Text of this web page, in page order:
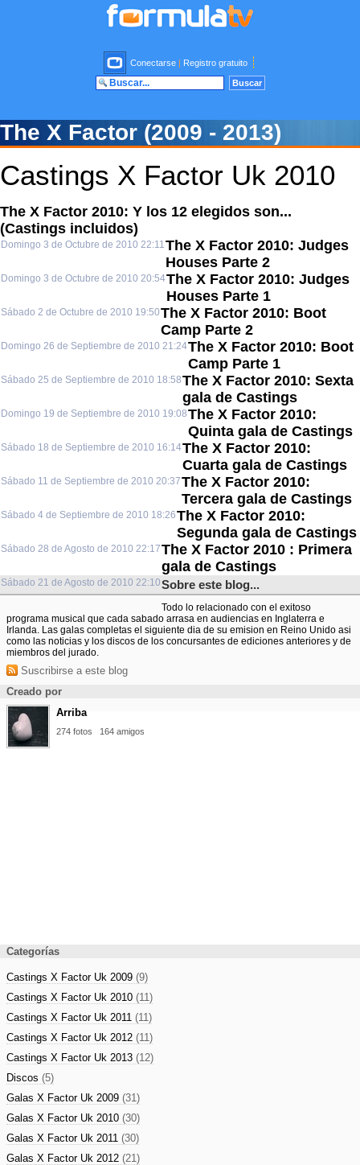
Conectarse | Registro gratuito
The X Factor (2009 - 2013)
Castings X Factor Uk 2010
The X Factor 2010: Y los 12 elegidos son...
(Castings incluidos)
Domingo 3 de Octubre de 2010 22:11The X Factor 2010: Judges
Houses Parte 2
Domingo 3 de Octubre de 2010 20:54The X Factor 2010: Judges
Houses Parte 1
Sábado 2 de Octubre de 2010 19:50The X Factor 2010: Boot
Camp Parte 2
Domingo 26 de Septiembre de 2010 21:24The X Factor 2010: Boot
Camp Parte 1
Sábado 25 de Septiembre de 2010 18:58The X Factor 2010: Sexta
gala de Castings
Domingo 19 de Septiembre de 2010 19:08The X Factor 2010:
Quinta gala de Castings
Sábado 18 de Septiembre de 2010 16:14The X Factor 2010:
Cuarta gala de Castings
Sábado 11 de Septiembre de 2010 20:37The X Factor 2010:
Tercera gala de Castings
Sábado 4 de Septiembre de 2010 18:26The X Factor 2010:
Segunda gala de Castings
Sábado 28 de Agosto de 2010 22:17The X Factor 2010 : Primera
gala de Castings
Sábado 21 de Agosto de 2010 22:10Sobre este blog...
Todo lo relacionado con el exitoso
programa musical que cada sabado arrasa en audiencias en Inglaterra e
Irlanda. Las galas completas el siguiente dia de su emision en Reino Unido asi
como las noticias y los discos de los concursantes de ediciones anteriores y de
miembros del jurado.
Suscribirse a este blog
Creado por
Arriba
274 fotos 164 amigos
Categorías
Castings X Factor Uk 2009 (9)
Castings X Factor Uk 2010 (11)
Castings X Factor Uk 2011 (11)
Castings X Factor Uk 2012 (11)
Castings X Factor Uk 2013 (12)
Discos (5)
Galas X Factor Uk 2009 (31)
Galas X Factor Uk 2010 (30)
Galas X Factor Uk 2011 (30)
Galas X Factor Uk 2012 (21)